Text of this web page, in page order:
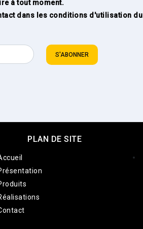
à tout moment.
dans les conditions d'utilisation du
S'ABONNER
PLAN DE SITE